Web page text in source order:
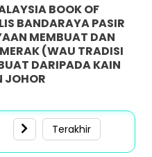
BOOK OF
BANDARAYA PASIR
MEMBUAT DAN
(WAU TRADISI
DARIPADA KAIN
JOHOR
TerakhirLast page